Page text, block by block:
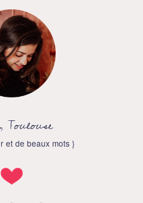
et de beaux mots }